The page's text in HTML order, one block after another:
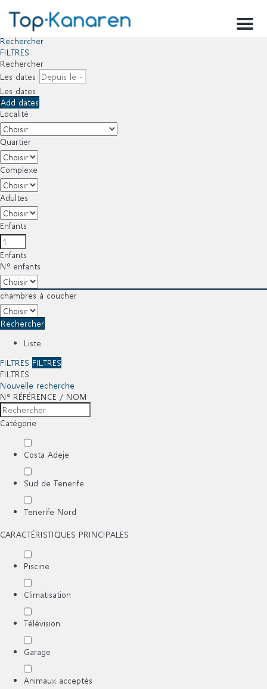
Menu
Rechercher
FILTRES
Rechercher
Les dates
Les dates
Add dates
Localité
Quartier
Complexe
Adultes
Enfants
Enfants
Nº enfants
chambres à coucher
Rechercher
Liste
FILTRES FILTRES
FILTRES
Nouvelle recherche
Nº RÉFÉRENCE / NOM
Catégorie
Costa Adeje
Sud de Tenerife
Tenerife Nord
CARACTÉRISTIQUES PRINCIPALES
Piscine
Climatisation
Télévision
Garage
Animaux acceptés